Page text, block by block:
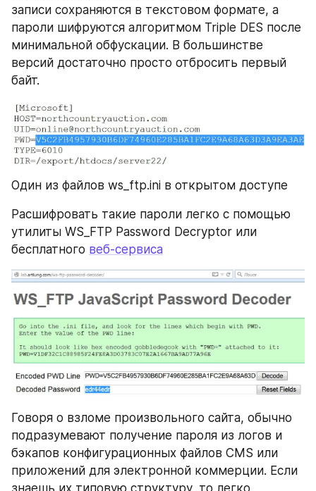
записи сохраняются в текстовом формате, а
пароли шифруются алгоритмом Triple DES после
минимальной обфускации. В большинстве
версий достаточно просто отбросить первый
байт.
Один из файлов ws_ftp.ini в открытом доступе
Расшифровать такие пароли легко с помощью
утилиты WS_FTP Password Decryptor или
бесплатного веб-сервиса
Говоря о взломе произвольного сайта, обычно
подразумевают получение пароля из логов и
бэкапов конфигурационных файлов CMS или
приложений для электронной коммерции. Если